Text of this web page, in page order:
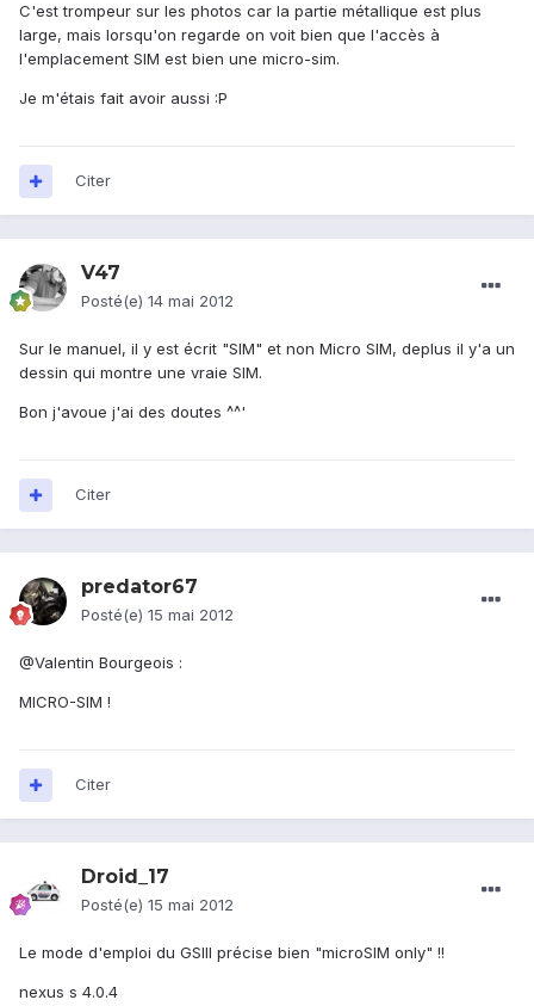
C'est trompeur sur les photos car la partie métallique est plus
large, mais lorsqu'on regarde on voit bien que l'accès à
l'emplacement SIM est bien une micro-sim.
Je m'étais fait avoir aussi :P
Citer
V47
Posté(e) 14 mai 2012
Sur le manuel, il y est écrit "SIM" et non Micro SIM, deplus il y'a un
dessin qui montre une vraie SIM.
Bon j'avoue j'ai des doutes ^^'
Citer
predator67
Posté(e) 15 mai 2012
@Valentin Bourgeois :
MICRO-SIM !
Citer
Droid_17
Posté(e) 15 mai 2012
Le mode d'emploi du GSIII précise bien "microSIM only" !!
nexus s 4.0.4